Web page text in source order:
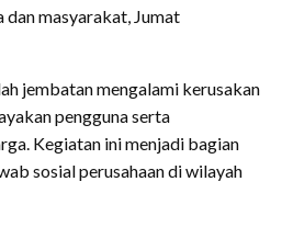
dan masyarakat, Jumat
jembatan mengalami kerusakan
pengguna serta
Kegiatan ini menjadi bagian
sosial perusahaan di wilayah